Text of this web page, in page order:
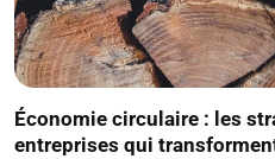
Économie circulaire : les
entreprises qui